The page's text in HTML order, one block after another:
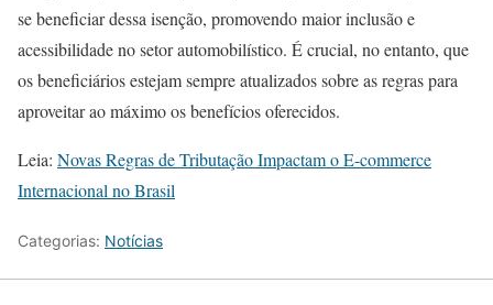
se beneficiar dessa isenção, promovendo maior inclusão e
acessibilidade no setor automobilístico. É crucial, no entanto, que
os beneficiários estejam sempre atualizados sobre as regras para
aproveitar ao máximo os benefícios oferecidos.
Leia: Novas Regras de Tributação Impactam o E-commerce
Internacional no Brasil
Categorias: Notícias